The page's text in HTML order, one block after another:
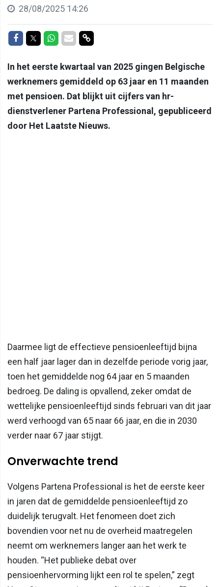
28/08/2025 14:26
Delen op Facebook
Delen op Twitter
Delen op Whatsapp
Delen via Mail
Delen via link
In het eerste kwartaal van 2025 gingen Belgische
werknemers gemiddeld op 63 jaar en 11 maanden
met pensioen. Dat blijkt uit cijfers van hr-
dienstverlener Partena Professional, gepubliceerd
door Het Laatste Nieuws.
Daarmee ligt de effectieve pensioenleeftijd bijna
een half jaar lager dan in dezelfde periode vorig jaar,
toen het gemiddelde nog 64 jaar en 5 maanden
bedroeg. De daling is opvallend, zeker omdat de
wettelijke pensioenleeftijd sinds februari van dit jaar
werd verhoogd van 65 naar 66 jaar, en die in 2030
verder naar 67 jaar stijgt.
Onverwachte trend
Volgens Partena Professional is het de eerste keer
in jaren dat de gemiddelde pensioenleeftijd zo
duidelijk terugvalt. Het fenomeen doet zich
bovendien voor net nu de overheid maatregelen
neemt om werknemers langer aan het werk te
houden. “Het publieke debat over
pensioenhervorming lijkt een rol te spelen,” zegt